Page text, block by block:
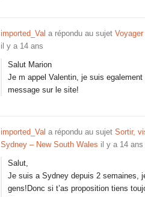
imported_Val a répondu au sujet
il y a 14 ans
Salut Marion
Je m appel Valentin, je suis
message sur le site!
imported_Val a répondu au sujet Sortir,
Sydney – New South Wales il y a 14 ans
Salut,
Je suis a Sydney depuis 2 semaines,
gens!Donc si t’as proposition tiens